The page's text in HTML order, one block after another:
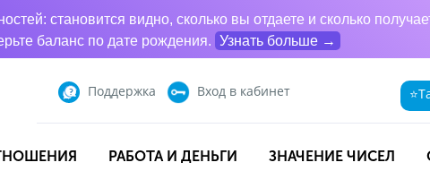
становится видно, сколько вы отдаете и сколько
баланс по дате рождения. Узнать больше →
Поддержка Вход в кабинет
РАБОТА И ДЕНЬГИ ЗНАЧЕНИЕ ЧИСЕЛ